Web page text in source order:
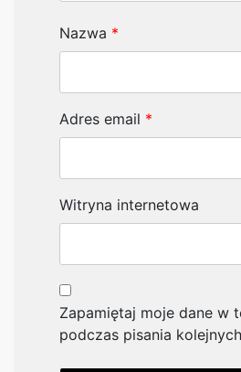
Nazwa *
Adres email *
Witryna internetowa
Zapamiętaj moje dane w
podczas pisania